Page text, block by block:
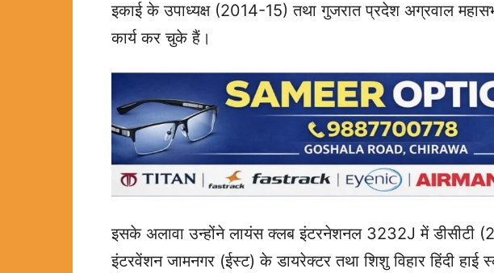
इकाई के उपाध्यक्ष (2014-15) तथा गुजरात प्रदेश अग्रवाल
कार्य कर चुके हैं।
इसके अलावा उन्होंने लायंस क्लब इंटरनेशनल 3232J में डीसीटी
इंटरवेंशन जामनगर (ईस्ट) के डायरेक्टर तथा शिशु विहार हिंदी